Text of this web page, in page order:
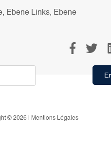
Ebene Links, Ebene
© 2026 | Mentions Légales